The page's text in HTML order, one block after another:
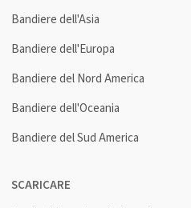
Bandiere dell'Asia
Bandiere dell'Europa
Bandiere del Nord America
Bandiere dell'Oceania
Bandiere del Sud America
SCARICARE